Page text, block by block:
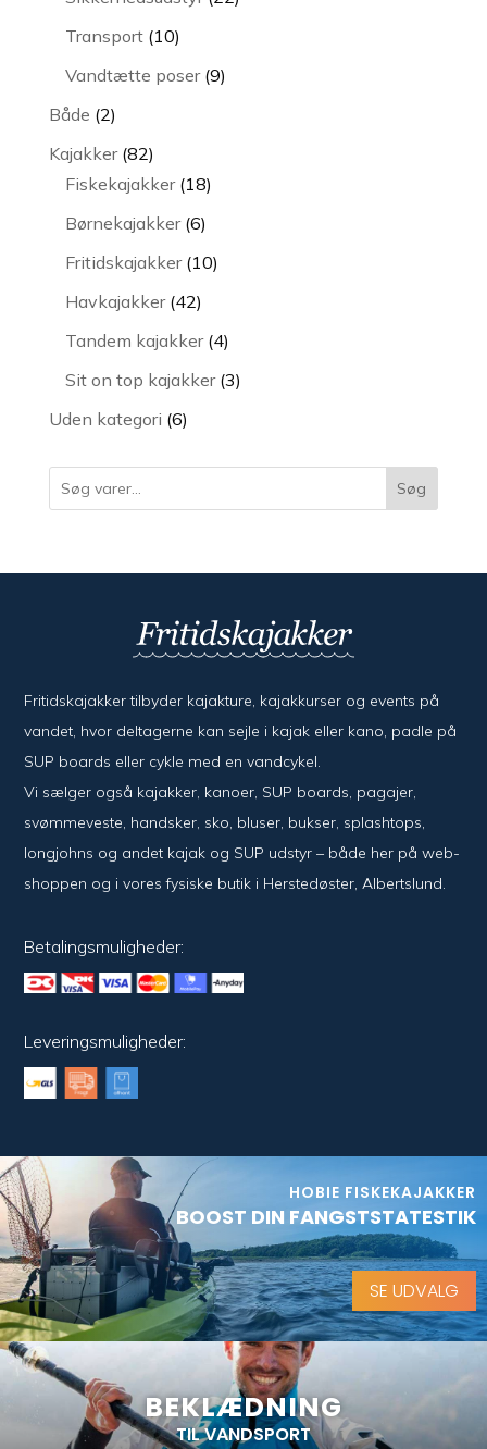
Transport 1010
varer
Vandtætte poser 99
Både 22
varer
Kajakker 8282
varer
Fiskekajakker 1818
Børnekajakker 66
varer
Fritidskajakker 1010
Havkajakker 4242
varer
Tandem kajakker 44
varer
Sit on top kajakker 33
Uden kategori 66
Søg
Fritidskajakker tilbyder kajak­ture, kajak­kurser og events på
vandet, hvor del­ta­ger­ne kan sejle i kajak eller kano, padle på
SUP boards eller cykle med en vand­cykel.
Vi sælger også kajak­ker, kanoer, SUP boards, pagajer,
svømme­veste, hand­sker, sko, bluser, bukser, splash­tops,
long­johns og andet kajak og SUP udstyr – både her på web­
shoppen og i vores fysiske butik i Her­sted­øster, Alberts­lund.
Betalingsmuligheder:
Leveringsmuligheder:
HOBIE FISKEKAJAKKER
BOOST DIN FANGSTSTATESTIK
SE UDVALG
BEKLÆDNING
TIL VANDSPORT